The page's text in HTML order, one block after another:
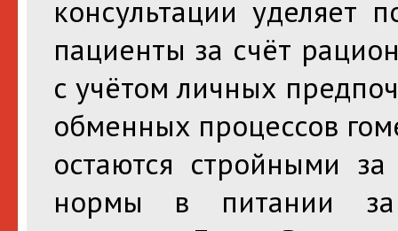
консультации уделяет
пациенты за счёт
с учётом личных
обменных процессов
остаются стройными
нормы в питании за